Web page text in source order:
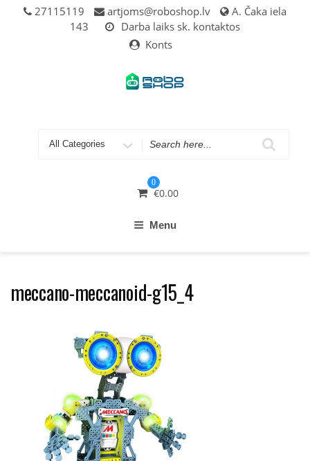
27115119 artjoms@roboshop.lv
A. Čaka iela
143
Darba laiks sk. kontaktos
Konts
Search
0
€0.00
Menu
meccano-meccanoid-g15_4